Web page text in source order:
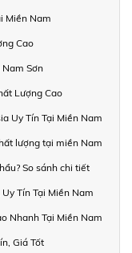
Miền Nam
Cao
Nam Sơn
Lượng Cao
Uy Tín Tại Miền Nam
lượng tại miền Nam
So sánh chi tiết
Tín Tại Miền Nam
Nhanh Tại Miền Nam
Giá Tốt